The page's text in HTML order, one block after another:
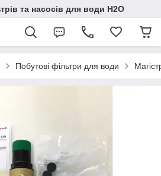
та насосів для води H2O
Побутові фільтри для води